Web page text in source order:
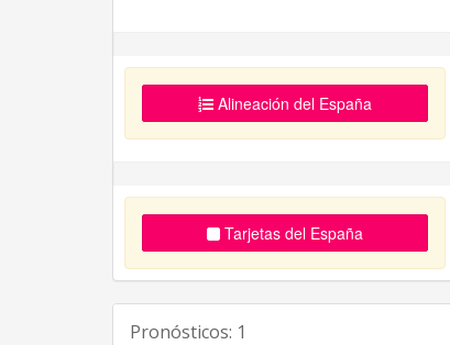
Alineación del España
Tarjetas del España
Pronósticos: 1